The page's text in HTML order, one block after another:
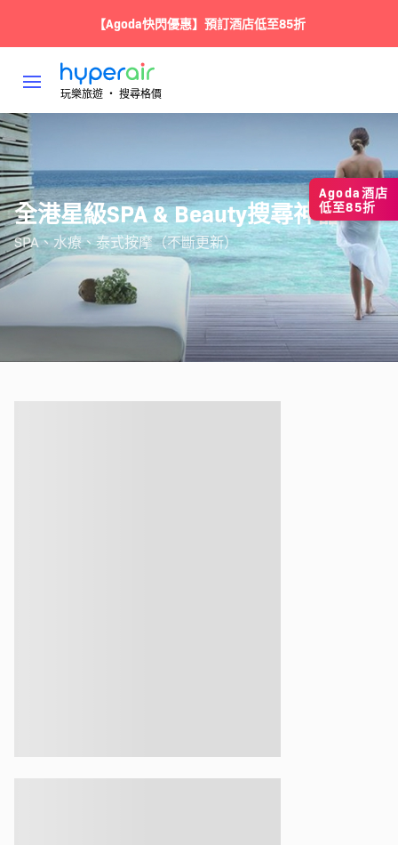
【Agoda快閃優惠】預訂酒店低至85折
玩樂旅遊 ‧ 搜尋格價
全港星級SPA & Beauty搜尋神器
SPA、水療、泰式按摩（不斷更新）
Agoda酒店
低至85折